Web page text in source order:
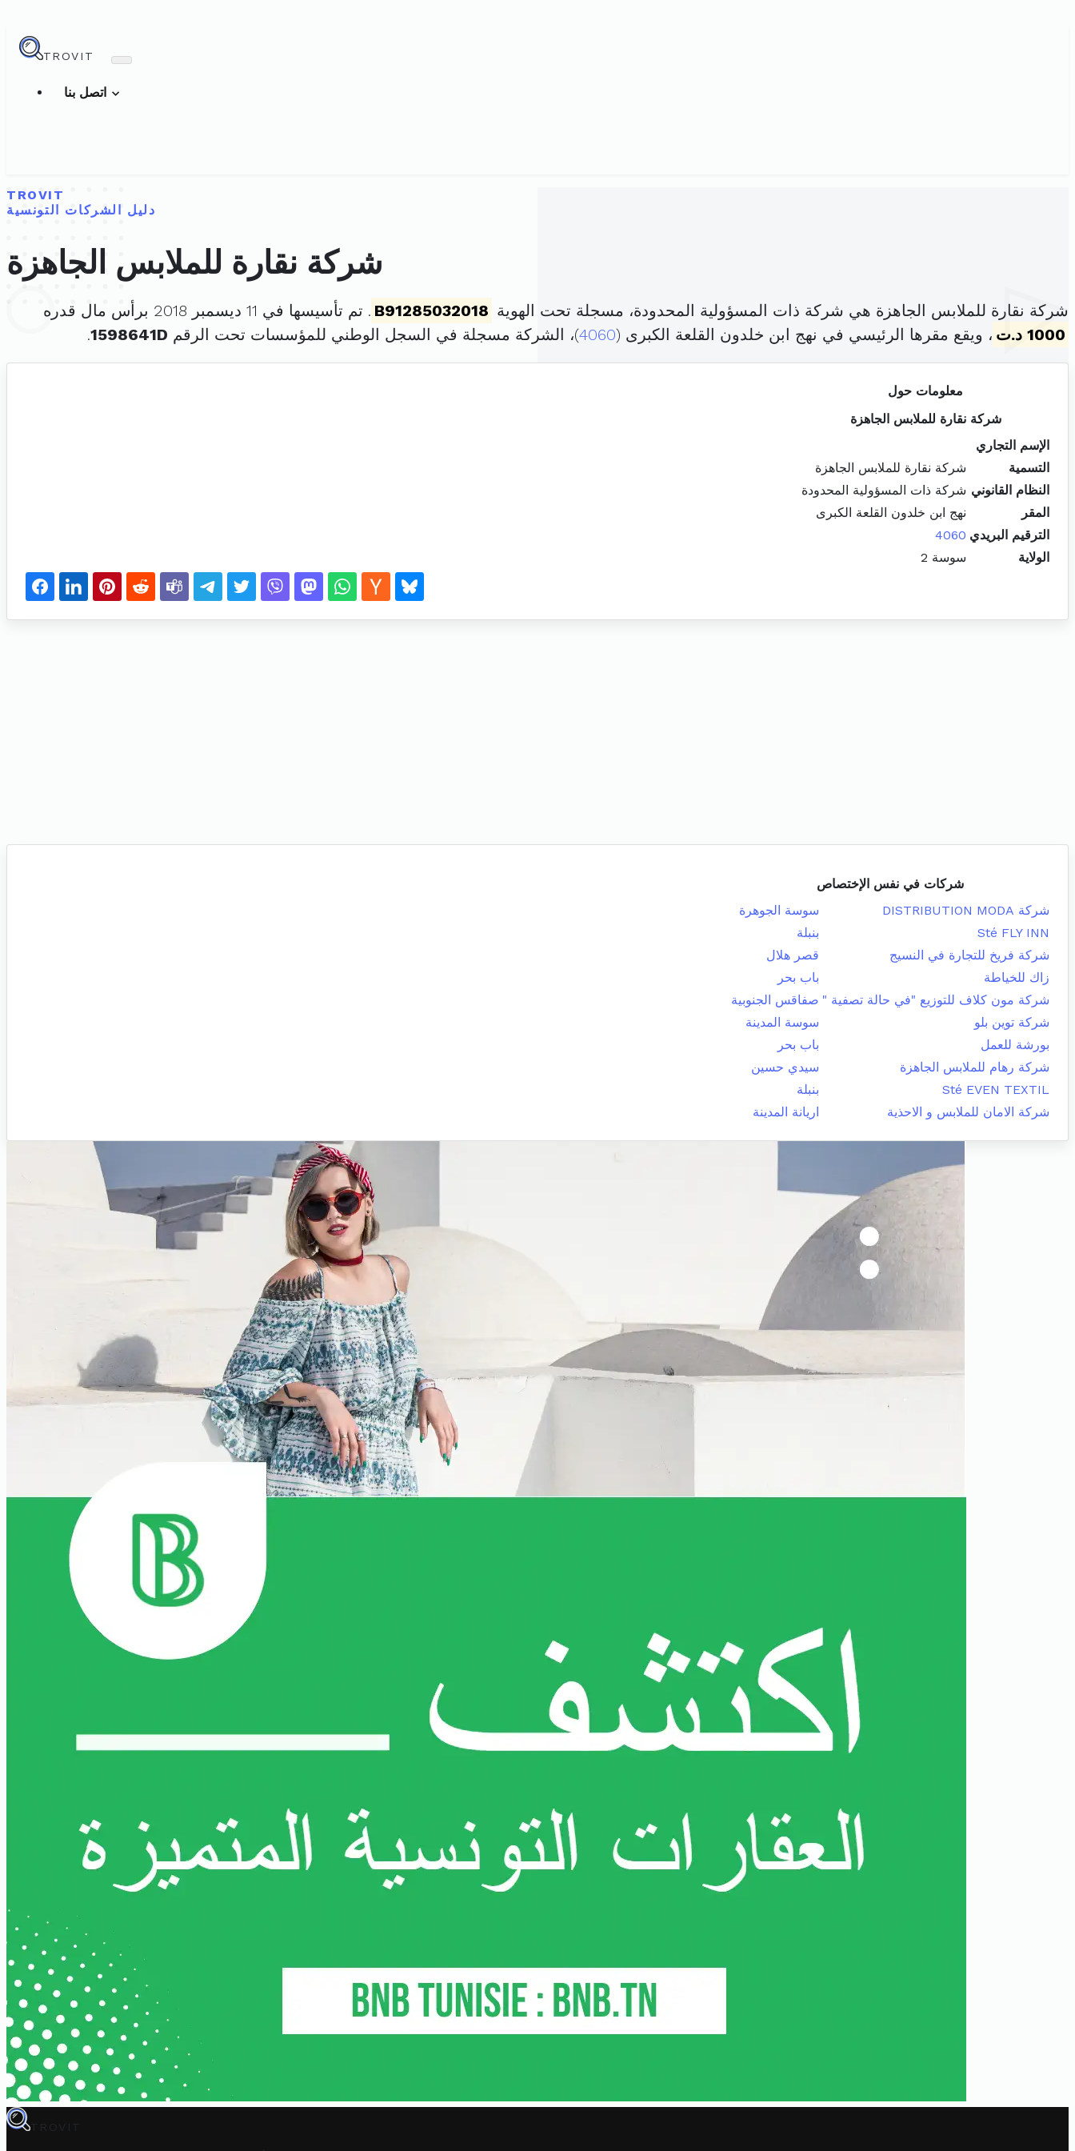
TROVIT
TROVIT
دليل الشركات التونسية
شركة نقارة للملابس الجاهزة
شركة نقارة للملابس الجاهزة هي شركة ذات المسؤولية المحدودة، مسجلة تحت الهوية B91285032018 . تم تأسيسها في 11 ديسمبر 2018 برأس مال قدره
1000 د.ت
، ويقع مقرها الرئيسي في نهج ابن خلدون القلعة الكبرى (4060)، الشركة مسجلة في السجل الوطني للمؤسسات تحت الرقم 1598641D
.
معلومات حول
شركة نقارة للملابس الجاهزة
الإسم التجاري
التسمية
شركة نقارة للملابس الجاهزة
النظام القانوني شركة ذات المسؤولية المحدودة
المقر
نهج ابن خلدون القلعة الكبرى
الترقيم البريدي 4060
الولاية
سوسة 2
شركات في نفس الإختصاص
شركة DISTRIBUTION MODA
سوسة الجوهرة
Sté FLY INN
بنبلة
شركة فريخ للتجارة في النسيج
قصر هلال
زاك للخياطة
باب بحر
شركة مون كلاف للتوزيع "في حالة تصفية " صفاقس الجنوبية
شركة توين بلو
سوسة المدينة
بورشة للعمل
باب بحر
شركة رهام للملابس الجاهزة
سيدي حسين
Sté EVEN TEXTIL
بنبلة
شركة الامان للملابس و الاحذية
اريانة المدينة
TROVIT